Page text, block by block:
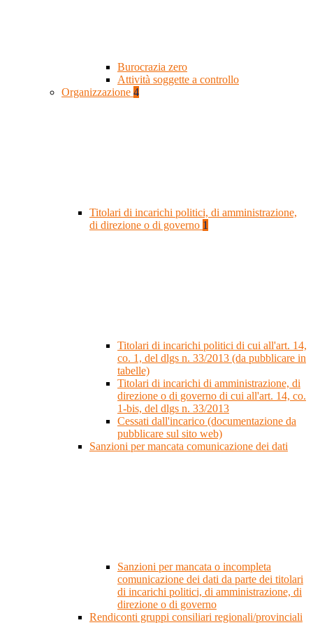
Burocrazia zero
Attività soggette a controllo
Organizzazione 4
Titolari di incarichi politici, di amministrazione,
di direzione o di governo 1
Titolari di incarichi politici di cui all'art. 14,
co. 1, del dlgs n. 33/2013 (da pubblicare in
tabelle)
Titolari di incarichi di amministrazione, di
direzione o di governo di cui all'art. 14, co.
1-bis, del dlgs n. 33/2013
Cessati dall'incarico (documentazione da
pubblicare sul sito web)
Sanzioni per mancata comunicazione dei dati
Sanzioni per mancata o incompleta
comunicazione dei dati da parte dei titolari
di incarichi politici, di amministrazione, di
direzione o di governo
Rendiconti gruppi consiliari regionali/provinciali